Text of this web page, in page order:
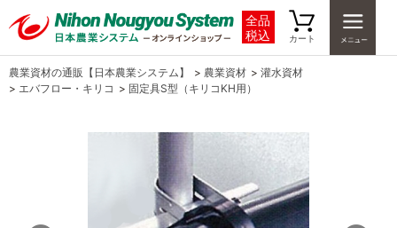
全品
税込
カート
農業資材の通販【日本農業システム】 > 農業資材 > 灌水資材
> エバフロー・キリコ > 固定具S型（キリコKH用）